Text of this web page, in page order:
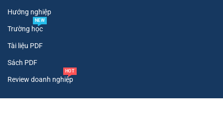
Hướng nghiệp
Trường học
NEW
Tài liệu PDF
Sách PDF
Review doanh nghiệp
HOT